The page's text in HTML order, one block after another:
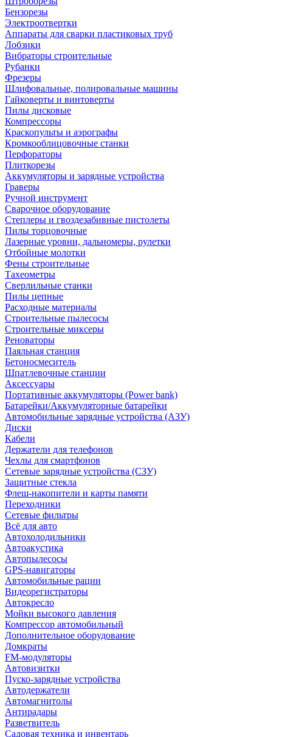
Бензорезы
Электроотвертки
Аппараты для сварки пластиковых труб
Лобзики
Вибраторы строительные
Рубанки
Фрезеры
Шлифовальные, полировальные машины
Гайковерты и винтоверты
Пилы дисковые
Компрессоры
Краскопульты и аэрографы
Кромкооблицовочные станки
Перфораторы
Плиткорезы
Аккумуляторы и зарядные устройства
Граверы
Ручной инструмент
Сварочное оборудование
Степлеры и гвоздезабивные пистолеты
Пилы торцовочные
Лазерные уровни, дальномеры, рулетки
Отбойные молотки
Фены строительные
Тахеометры
Сверлильные станки
Пилы цепные
Расходные материалы
Строительные пылесосы
Строительные миксеры
Реноваторы
Паяльная станция
Бетоносмеситель
Шпатлевочные станции
Аксессуары
Портативные аккумуляторы (Power bank)
Батарейки/Аккумуляторные батарейки
Автомобильные зарядные устройства (АЗУ)
Диски
Кабели
Держатели для телефонов
Чехлы для смартфонов
Сетевые зарядные устройства (СЗУ)
Защитные стекла
Флеш-накопители и карты памяти
Переходники
Сетевые фильтры
Всё для авто
Автохолодильники
Автоакустика
Автопылесосы
GPS-навигаторы
Автомобильные рации
Видеорегистраторы
Автокресло
Мойки высокого давления
Компрессор автомобильный
Дополнительное оборудование
Домкраты
FM-модуляторы
Автовизитки
Пуско-зарядные устройства
Автодержатели
Автомагнитолы
Антирадары
Разветвитель
Садовая техника и инвентарь